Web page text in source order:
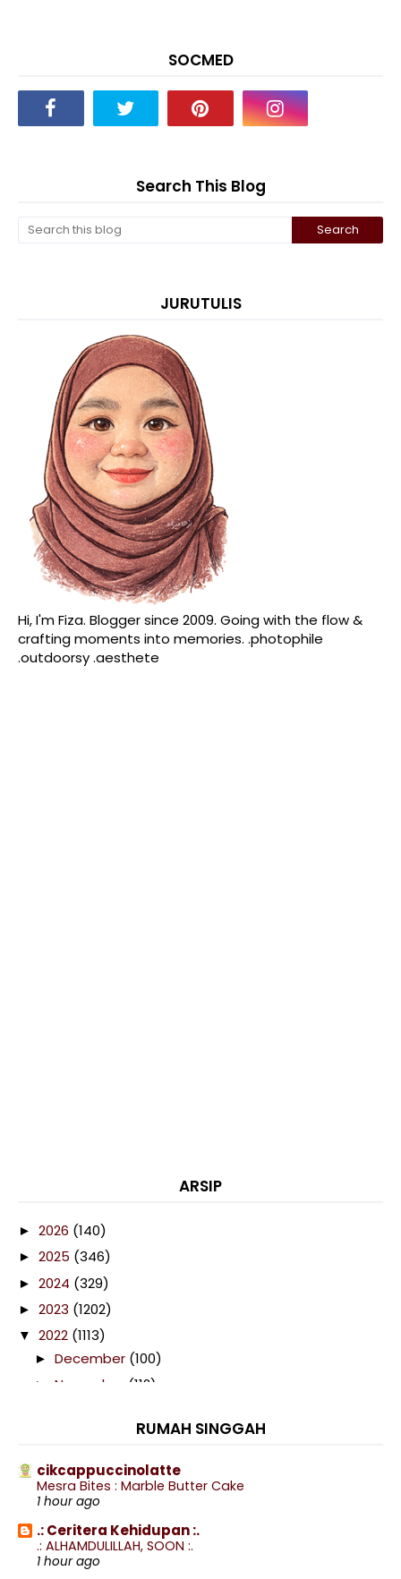
SOCMED
Search This Blog
JURUTULIS
Hi, I'm Fiza. Blogger since 2009. Going with the flow &
crafting moments into memories. .photophile
.outdoorsy .aesthete
ARSIP
► 2026 (140)
► 2025 (346)
► 2024 (329)
► 2023 (1202)
▼ 2022 (1113)
► December (100)
► November (112)
(103)
►August(74)
►July(102)
June
▼May(76)
Drama My Ofis
RUMAH SINGGAH
cikcappuccinolatte
Mesra Bites : Marble Butter Cake
1 hour ago
.: Ceritera Kehidupan :.
.: ALHAMDULILLAH, SOON :.
1 hour ago